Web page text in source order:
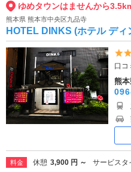
ゆめタウンはませんから
熊本県 熊本市中央区九品寺
HOTEL DINKS (ホテル ディ
口
熊
料金 休憩 3,900 円 ～ サービスタ